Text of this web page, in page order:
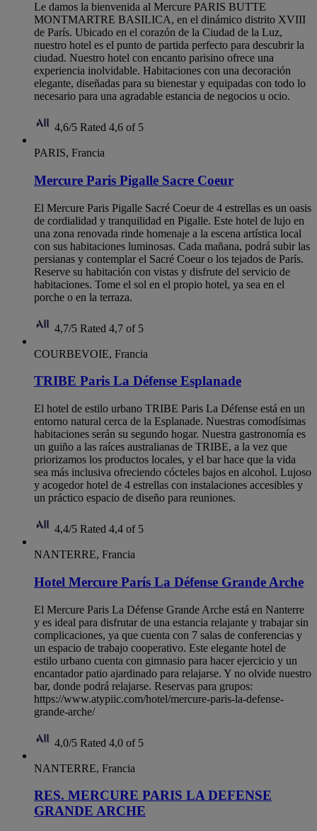
Le damos la bienvenida al Mercure PARIS BUTTE
MONTMARTRE BASILICA, en el dinámico distrito XVIII
de París. Ubicado en el corazón de la Ciudad de la Luz,
nuestro hotel es el punto de partida perfecto para descubrir la
ciudad. Nuestro hotel con encanto parisino ofrece una
experiencia inolvidable. Habitaciones con una decoración
elegante, diseñadas para su bienestar y equipadas con todo lo
necesario para una agradable estancia de negocios u ocio.
4,6/5 Rated 4,6 of 5
PARIS, Francia
Mercure Paris Pigalle Sacre Coeur
El Mercure Paris Pigalle Sacré Coeur de 4 estrellas es un oasis
de cordialidad y tranquilidad en Pigalle. Este hotel de lujo en
una zona renovada rinde homenaje a la escena artística local
con sus habitaciones luminosas. Cada mañana, podrá subir las
persianas y contemplar el Sacré Coeur o los tejados de París.
Reserve su habitación con vistas y disfrute del servicio de
habitaciones. Tome el sol en el propio hotel, ya sea en el
porche o en la terraza.
4,7/5 Rated 4,7 of 5
COURBEVOIE, Francia
TRIBE Paris La Défense Esplanade
El hotel de estilo urbano TRIBE Paris La Défense está en un
entorno natural cerca de la Esplanade. Nuestras comodísimas
habitaciones serán su segundo hogar. Nuestra gastronomía es
un guiño a las raíces australianas de TRIBE, a la vez que
priorizamos los productos locales, y el bar hace que la vida
sea más inclusiva ofreciendo cócteles bajos en alcohol. Lujoso
y acogedor hotel de 4 estrellas con instalaciones accesibles y
un práctico espacio de diseño para reuniones.
4,4/5 Rated 4,4 of 5
NANTERRE, Francia
Hotel Mercure París La Défense Grande Arche
El Mercure Paris La Défense Grande Arche está en Nanterre
y es ideal para disfrutar de una estancia relajante y trabajar sin
complicaciones, ya que cuenta con 7 salas de conferencias y
un espacio de trabajo cooperativo. Este elegante hotel de
estilo urbano cuenta con gimnasio para hacer ejercicio y un
encantador patio ajardinado para relajarse. Y no olvide nuestro
bar, donde podrá relajarse. Reservas para grupos:
https://www.atypiic.com/hotel/mercure-paris-la-defense-
grande-arche/
4,0/5 Rated 4,0 of 5
NANTERRE, Francia
RES. MERCURE PARIS LA DEFENSE
GRANDE ARCHE